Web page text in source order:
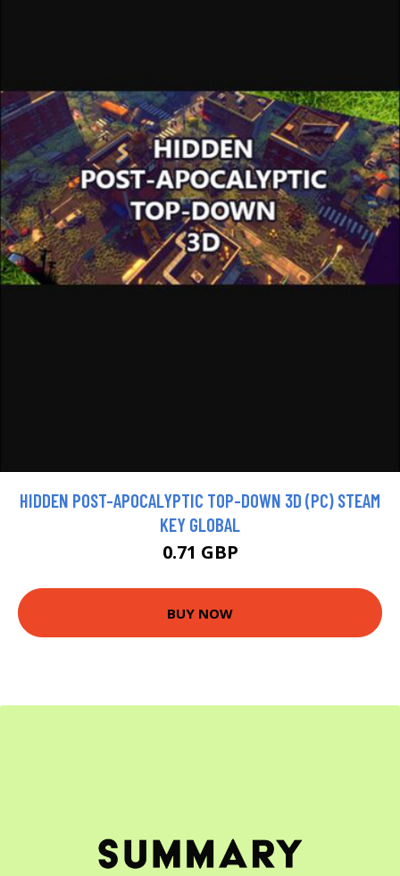
HIDDEN POST-APOCALYPTIC TOP-DOWN 3D (PC) STEAM
KEY GLOBAL
0.71 GBP
BUY NOW